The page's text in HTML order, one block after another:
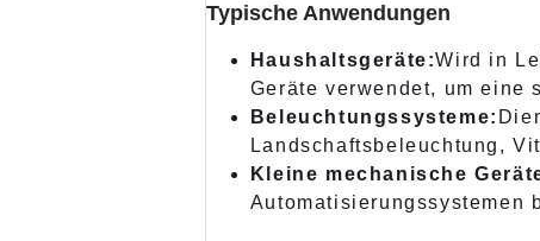
Typische Anwendungen
Haushaltsgeräte:Wird in
Geräte verwendet, um eine
Beleuchtungssysteme:
Landschaftsbeleuchtung,
Kleine mechanische
Automatisierungssystemen